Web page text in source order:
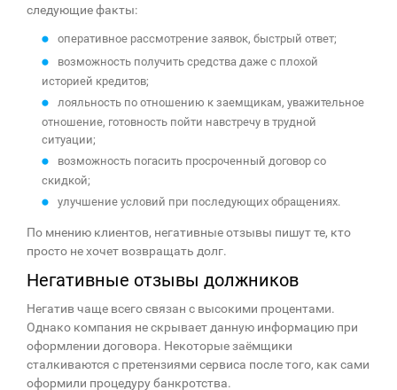
следующие факты:
оперативное рассмотрение заявок, быстрый ответ;
возможность получить средства даже с плохой
историей кредитов;
лояльность по отношению к заемщикам, уважительное
отношение, готовность пойти навстречу в трудной
ситуации;
возможность погасить просроченный договор со
скидкой;
улучшение условий при последующих обращениях.
По мнению клиентов, негативные отзывы пишут те, кто
просто не хочет возвращать долг.
Негативные отзывы должников
Негатив чаще всего связан с высокими процентами.
Однако компания не скрывает данную информацию при
оформлении договора. Некоторые заёмщики
сталкиваются с претензиями сервиса после того, как сами
оформили процедуру банкротства.